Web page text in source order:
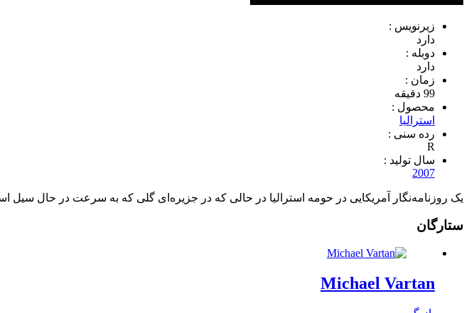
زیرنویس :
دارد
دوبله :
دارد
زمان :
99 دقیقه
محصول :
استرالیا
رده سنی :
R
سال تولید :
2007
یک روزنامه‌نگار آمریکایی در حومه استرالیا در حالی که در جزیره‌ای گلی که به سرعت در حال سیل
ستارگان
Michael Vartan